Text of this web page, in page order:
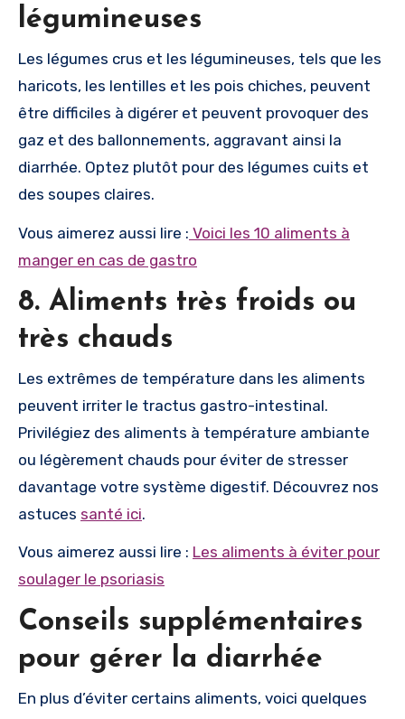
légumineuses
Les légumes crus et les légumineuses, tels que les
haricots, les lentilles et les pois chiches, peuvent
être difficiles à digérer et peuvent provoquer des
gaz et des ballonnements, aggravant ainsi la
diarrhée. Optez plutôt pour des légumes cuits et
des soupes claires.
Vous aimerez aussi lire : Voici les 10 aliments à
manger en cas de gastro
8. Aliments très froids ou
très chauds
Les extrêmes de température dans les aliments
peuvent irriter le tractus gastro-intestinal.
Privilégiez des aliments à température ambiante
ou légèrement chauds pour éviter de stresser
davantage votre système digestif. Découvrez nos
astuces santé ici.
Vous aimerez aussi lire : Les aliments à éviter pour
soulager le psoriasis
Conseils supplémentaires
pour gérer la diarrhée
En plus d’éviter certains aliments, voici quelques